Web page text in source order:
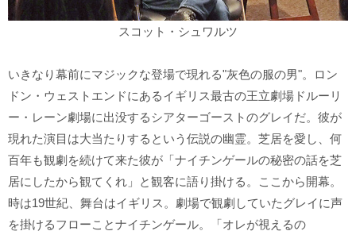
スコット・シュワルツ
いきなり幕前にマジックな登場で現れる"灰色の服の男"。ロン
ドン・ウェストエンドにあるイギリス最古の王立劇場ドルーリ
ー・レーン劇場に出没するシアターゴーストのグレイだ。彼が
現れた演目は大当たりするという伝説の幽霊。芝居を愛し、何
百年も観劇を続けて来た彼が「ナイチンゲールの秘密の話を芝
居にしたから観てくれ」と観客に語り掛ける。ここから開幕。
時は19世紀、舞台はイギリス。劇場で観劇していたグレイに声
を掛けるフローことナイチンゲール。「オレが視えるの